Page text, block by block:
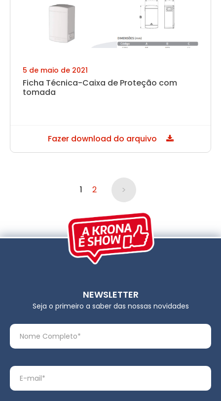
5 de maio de 2021
Ficha Técnica-Caixa de Proteção com
tomada
Fazer download do arquivo
1 2 >
NEWSLETTER
Seja o primeiro a saber das nossas novidades